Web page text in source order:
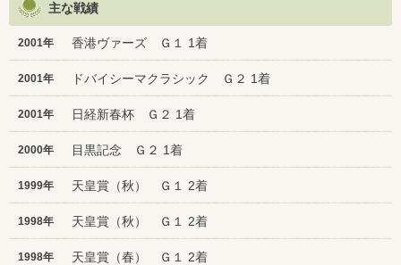
主な戦績
2001年 香港ヴァーズ Ｇ１ 1着
2001年 ドバイシーマクラシック Ｇ２ 1着
2001年 日経新春杯 Ｇ２ 1着
2000年 目黒記念 Ｇ２ 1着
1999年 天皇賞（秋） Ｇ１ 2着
1998年 天皇賞（秋） Ｇ１ 2着
1998年 天皇賞（春） Ｇ１ 2着